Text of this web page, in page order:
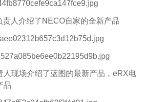
责人介绍了NECO自家的全新产品
人现场介绍了蓝图的最新产品，eRX电
品